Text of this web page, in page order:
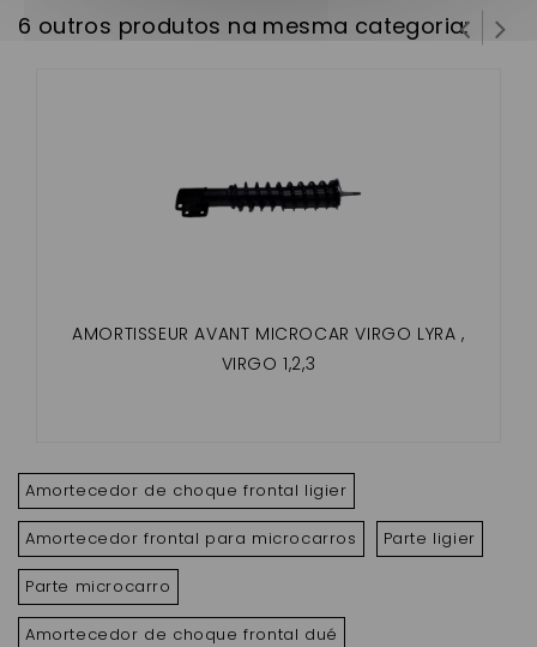
6 outros produtos na mesma categoria:
AMORTISSEUR AVANT MICROCAR VIRGO LYRA ,
VIRGO 1,2,3
Amortecedor de choque frontal ligier
Amortecedor frontal para microcarros Parte ligier
Parte microcarro
Amortecedor de choque frontal dué